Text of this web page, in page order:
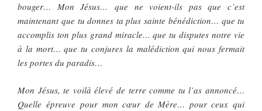
bouger… Mon Jésus… que ne voient-ils pas que c’est
maintenant que tu donnes ta plus sainte bénédiction… que tu
accomplis ton plus grand miracle… que tu disputes notre vie
à la mort… que tu conjures la malédiction qui nous fermait
les portes du paradis…
Mon Jésus, te voilà élevé de terre comme tu l’as annoncé…
Quelle épreuve pour mon cœur de Mère… pour ceux qui